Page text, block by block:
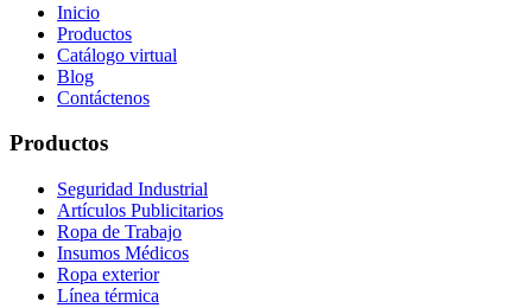
Inicio
Productos
Catálogo virtual
Blog
Contáctenos
Productos
Seguridad Industrial
Artículos Publicitarios
Ropa de Trabajo
Insumos Médicos
Ropa exterior
Línea térmica